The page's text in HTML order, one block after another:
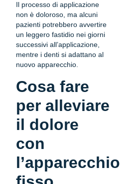
Il processo di applicazione
non è doloroso, ma alcuni
pazienti potrebbero avvertire
un leggero fastidio nei giorni
successivi all’applicazione,
mentre i denti si adattano al
nuovo apparecchio.
Cosa fare
per alleviare
il dolore
con
l’apparecchio